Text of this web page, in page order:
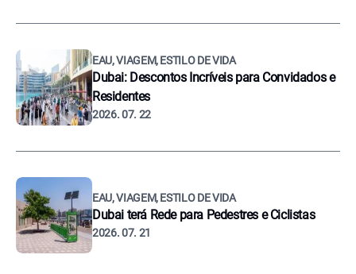
EAU, VIAGEM, ESTILO DE VIDA
Dubai: Descontos Incríveis para Convidados e
Residentes
2026. 07. 22
EAU, VIAGEM, ESTILO DE VIDA
Dubai terá Rede para Pedestres e Ciclistas
2026. 07. 21